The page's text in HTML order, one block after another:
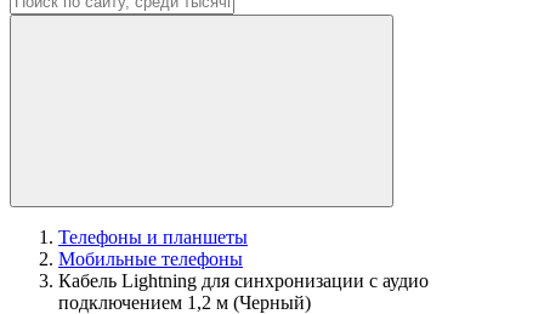
Телефоны и планшеты
Мобильные телефоны
Кабель Lightning для синхронизации с аудио
подключением 1,2 м (Черный)